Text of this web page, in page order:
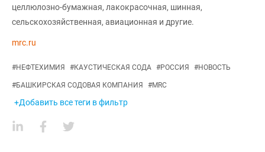
целлюлозно-бумажная, лакокрасочная, шинная,
сельскохозяйственная, авиационная и другие.
mrc.ru
#НЕФТЕХИМИЯ #КАУСТИЧЕСКАЯ СОДА #РОССИЯ #НОВОСТЬ
#БАШКИРСКАЯ СОДОВАЯ КОМПАНИЯ #MRC
+Добавить все теги в фильтр